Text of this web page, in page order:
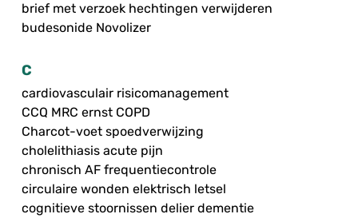
brief met verzoek hechtingen verwijderen
budesonide Novolizer
C
cardiovasculair risicomanagement
CCQ MRC ernst COPD
Charcot-voet spoedverwijzing
cholelithiasis acute pijn
chronisch AF frequentiecontrole
circulaire wonden elektrisch letsel
cognitieve stoornissen delier dementie